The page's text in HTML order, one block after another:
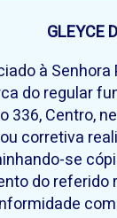
GLEYCE
à
do regular
336, Centro,
corretiva
se
do